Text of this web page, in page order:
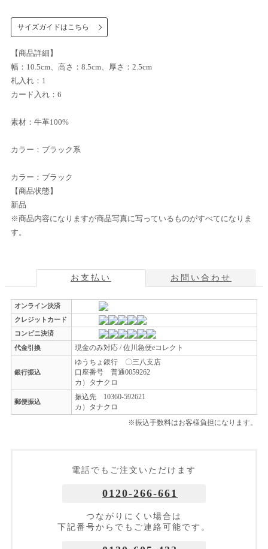
サイズガイドはこちら
【商品詳細】
幅：10.5cm、高さ：8.5cm、厚さ：2.5cm
札入れ：1
カード入れ：6
素材：牛革100%
カラー：ブラック系
カラー：ブラック
【商品状態】
新品
※商品内容になりますが商品写真に写っているものがすべてになりま
す。
お支払い お問い合わせ
オンライン決済
クレジットカード
コンビニ決済
代金引換
現金のみ対応 / 佐川急便eコレクト
銀行振込
ゆうちょ銀行 〇三八支店
口座番号 普通0059262
カ）タナクロ
郵便振込
振込先 10360-592621
カ）タナクロ
※振込手数料はお客様負担になります。
電話でもご注文いただけます
0120-266-661
つながりにくい場合は
下記番号からでもご連絡可能です。